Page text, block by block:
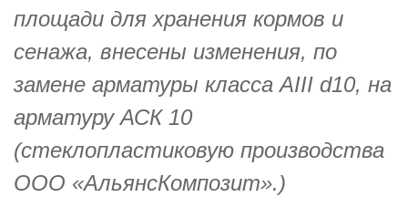
площади для хранения кормов и
сенажа, внесены изменения, по
замене арматуры класса АIII d10, на
арматуру АСК 10
(стеклопластиковую производства
OOO «АльянсКомпозит».)